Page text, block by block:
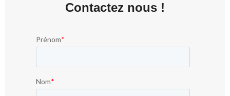
Contactez nous !